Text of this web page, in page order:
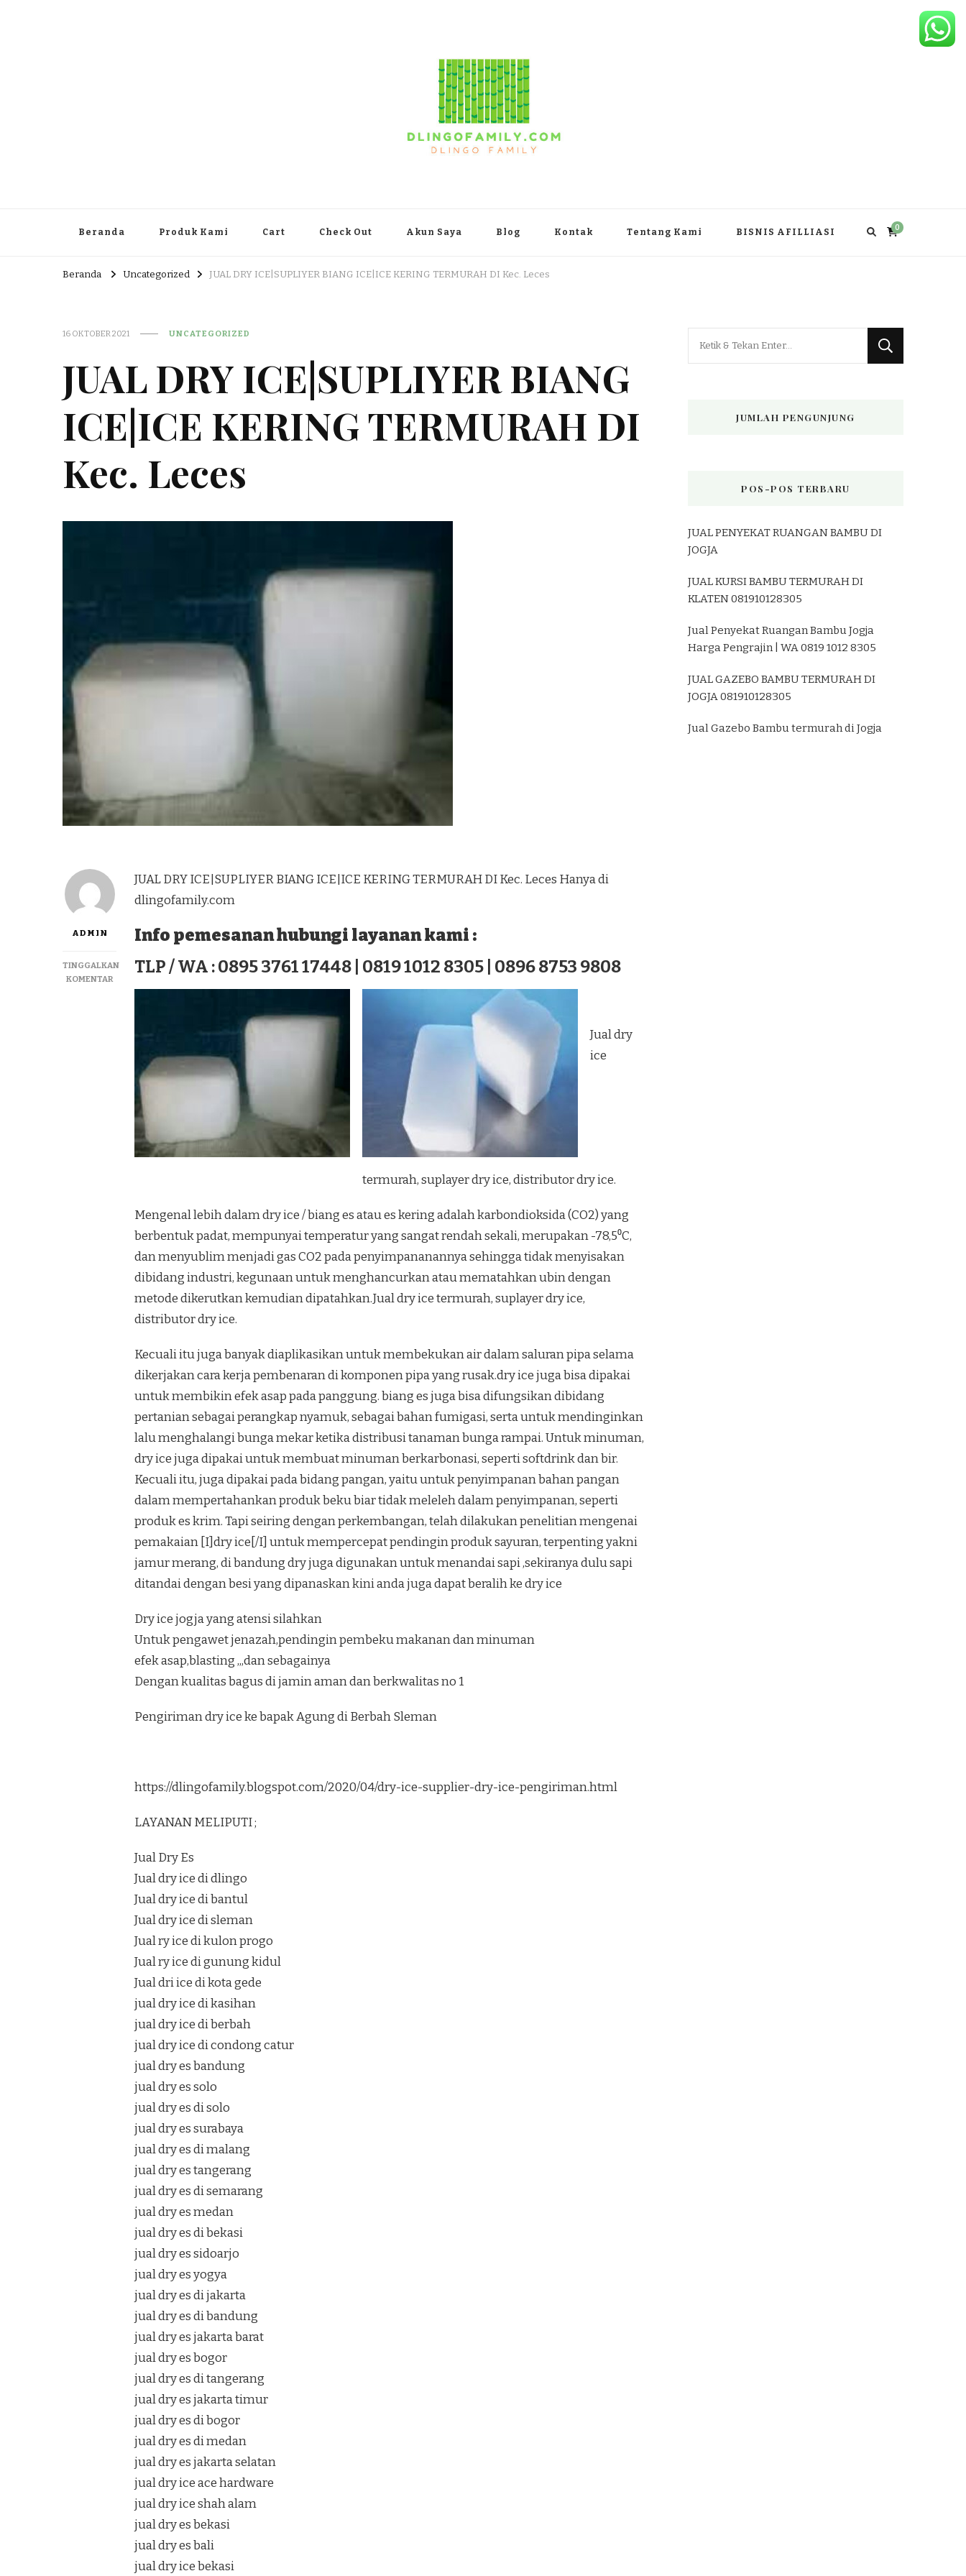
Beranda Produk Kami Cart Check Out Akun Saya Blog Kontak Tentang Kami BISNIS AFILLIASI 0
Beranda Uncategorized JUAL DRY ICE|SUPLIYER BIANG ICE|ICE KERING TERMURAH DI Kec. Leces
16 OKTOBER 2021 UNCATEGORIZED
JUAL DRY ICE|SUPLIYER BIANG
ICE|ICE KERING TERMURAH DI
Kec. Leces
ADMIN
TINGGALKAN
KOMENTARPADA
TERMURAH
JUAL DRY ICE|SUPLIYER BIANG ICE|ICE KERING TERMURAH DI Kec. Leces Hanya di
dlingofamily.com
Info pemesanan hubungi layanan kami :
TLP / WA : 0895 3761 17448 | 0819 1012 8305 | 0896 8753 9808
Jual dry
ice
termurah, suplayer dry ice, distributor dry ice.
Mengenal lebih dalam dry ice / biang es atau es kering adalah karbondioksida (CO2) yang
berbentuk padat, mempunyai temperatur yang sangat rendah sekali, merupakan -78,5⁰C,
dan menyublim menjadi gas CO2 pada penyimpananannya sehingga tidak menyisakan
dibidang industri, kegunaan untuk menghancurkan atau mematahkan ubin dengan
metode dikerutkan kemudian dipatahkan.Jual dry ice termurah, suplayer dry ice,
distributor dry ice.
Kecuali itu juga banyak diaplikasikan untuk membekukan air dalam saluran pipa selama
dikerjakan cara kerja pembenaran di komponen pipa yang rusak.dry ice juga bisa dipakai
untuk membikin efek asap pada panggung. biang es juga bisa difungsikan dibidang
pertanian sebagai perangkap nyamuk, sebagai bahan fumigasi, serta untuk mendinginkan
lalu menghalangi bunga mekar ketika distribusi tanaman bunga rampai. Untuk minuman,
dry ice juga dipakai untuk membuat minuman berkarbonasi, seperti softdrink dan bir.
Kecuali itu, juga dipakai pada bidang pangan, yaitu untuk penyimpanan bahan pangan
dalam mempertahankan produk beku biar tidak meleleh dalam penyimpanan, seperti
produk es krim. Tapi seiring dengan perkembangan, telah dilakukan penelitian mengenai
pemakaian [I]dry ice[/I] untuk mempercepat pendingin produk sayuran, terpenting yakni
jamur merang, di bandung dry juga digunakan untuk menandai sapi ,sekiranya dulu sapi
ditandai dengan besi yang dipanaskan kini anda juga dapat beralih ke dry ice
Dry ice jogja yang atensi silahkan
Untuk pengawet jenazah,pendingin pembeku makanan dan minuman
efek asap,blasting ,,,dan sebagainya
Dengan kualitas bagus di jamin aman dan berkwalitas no 1
Pengiriman dry ice ke bapak Agung di Berbah Sleman
https://dlingofamily.blogspot.com/2020/04/dry-ice-supplier-dry-ice-pengiriman.html
LAYANAN MELIPUTI ;
Jual Dry Es
Jual dry ice di dlingo
Jual dry ice di bantul
Jual dry ice di sleman
Jual ry ice di kulon progo
Jual ry ice di gunung kidul
Jual dri ice di kota gede
jual dry ice di kasihan
jual dry ice di berbah
jual dry ice di condong catur
jual dry es bandung
jual dry es solo
jual dry es di solo
jual dry es surabaya
jual dry es di malang
jual dry es tangerang
jual dry es di semarang
jual dry es medan
jual dry es di bekasi
jual dry es sidoarjo
jual dry es yogya
jual dry es di jakarta
jual dry es di bandung
jual dry es jakarta barat
jual dry es bogor
jual dry es di tangerang
jual dry es jakarta timur
jual dry es di bogor
jual dry es di medan
jual dry es jakarta selatan
jual dry ice ace hardware
jual dry ice shah alam
jual dry es bekasi
jual dry es bali
jual dry ice bekasi
JUMLAH PENGUNJUNG
POS-POS TERBARU
JUAL PENYEKAT RUANGAN BAMBU DI
JOGJA
JUAL KURSI BAMBU TERMURAH DI
KLATEN 081910128305
Jual Penyekat Ruangan Bambu Jogja
Harga Pengrajin | WA 0819 1012 8305
JUAL GAZEBO BAMBU TERMURAH DI
JOGJA 081910128305
Jual Gazebo Bambu termurah di Jogja